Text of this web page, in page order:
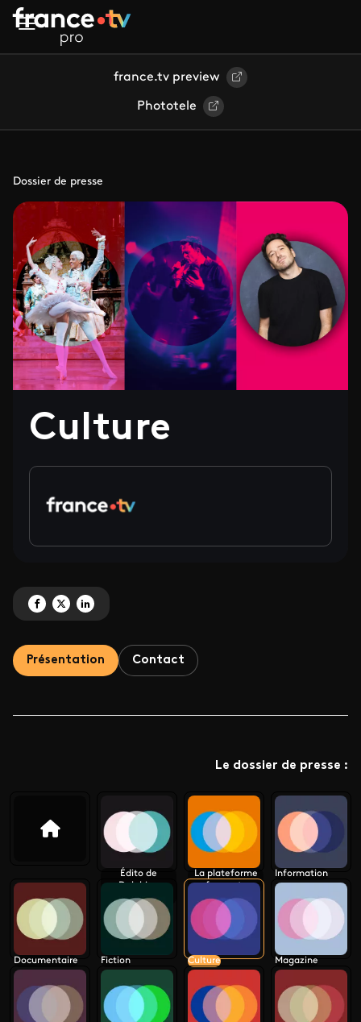
Aller au contenu principal
france.tv preview
Phototele
Dossier de presse
Culture
Partagez 'Culture' sur Facebook
Partagez 'Culture' sur X
Partagez 'Culture' sur LinkedIn
Présentation Contact
Le dossier de presse :
Édito de
Delphine
Ernotte Cunci
La plateforme
france.tv
Information
Documentaire Fiction Culture Magazine